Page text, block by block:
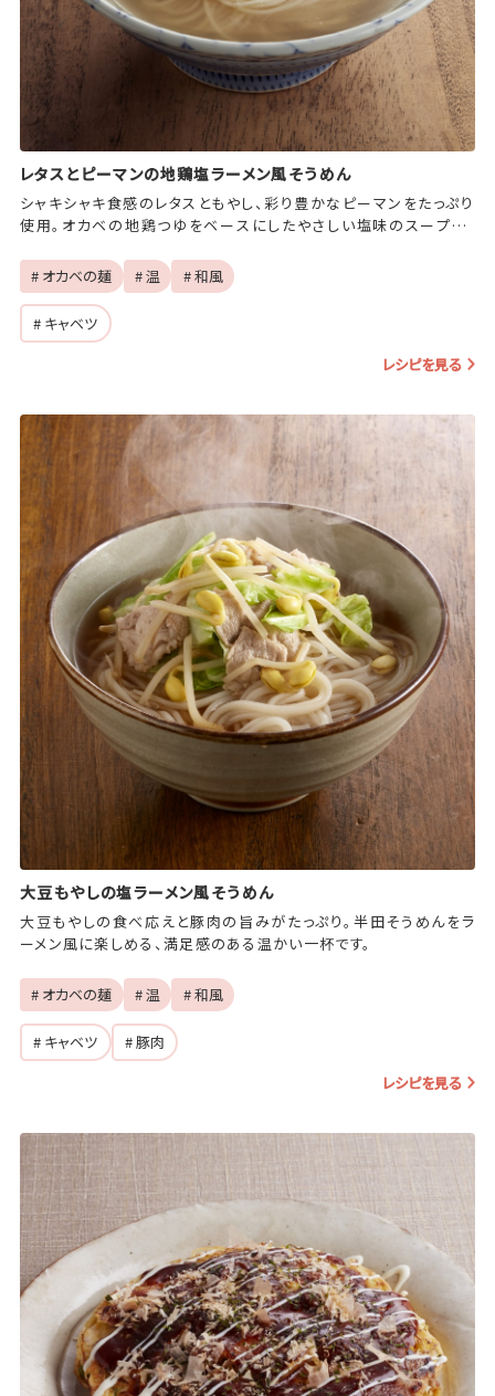
レタスとピーマンの地鶏塩ラーメン風そうめん
シャキシャキ食感のレタスともやし、彩り豊かなピーマンをたっぷり
使用。オカベの地鶏つゆをベースにしたやさしい塩味のスープで、
# オカベの麺 # 温 # 和風
# キャベツ
レシピを見る
大豆もやしの塩ラーメン風そうめん
大豆もやしの食べ応えと豚肉の旨みがたっぷり。半田そうめんをラ
ーメン風に楽しめる、満足感のある温かい一杯です。
# オカベの麺 # 温 # 和風
# キャベツ
# 豚肉
レシピを見る